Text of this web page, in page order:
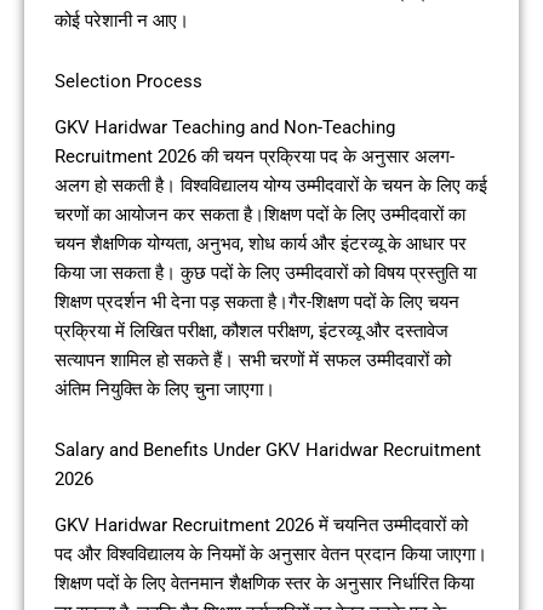
कोई परेशानी न आए।
Selection Process
GKV Haridwar Teaching and Non-Teaching
Recruitment 2026 की चयन प्रक्रिया पद के अनुसार अलग-
अलग हो सकती है। विश्वविद्यालय योग्य उम्मीदवारों के चयन के लिए कई
चरणों का आयोजन कर सकता है।शिक्षण पदों के लिए उम्मीदवारों का
चयन शैक्षणिक योग्यता, अनुभव, शोध कार्य और इंटरव्यू के आधार पर
किया जा सकता है। कुछ पदों के लिए उम्मीदवारों को विषय प्रस्तुति या
शिक्षण प्रदर्शन भी देना पड़ सकता है।गैर-शिक्षण पदों के लिए चयन
प्रक्रिया में लिखित परीक्षा, कौशल परीक्षण, इंटरव्यू और दस्तावेज
सत्यापन शामिल हो सकते हैं। सभी चरणों में सफल उम्मीदवारों को
अंतिम नियुक्ति के लिए चुना जाएगा।
Salary and Benefits Under GKV Haridwar Recruitment
2026
GKV Haridwar Recruitment 2026 में चयनित उम्मीदवारों को
पद और विश्वविद्यालय के नियमों के अनुसार वेतन प्रदान किया जाएगा।
शिक्षण पदों के लिए वेतनमान शैक्षणिक स्तर के अनुसार निर्धारित किया